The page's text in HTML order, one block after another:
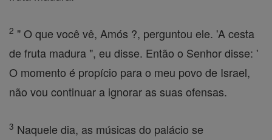
2 " O que você vê, Amós ?, perguntou ele. 'A cesta
de fruta madura ", eu disse. Então o Senhor disse: '
O momento é propício para o meu povo de Israel,
não vou continuar a ignorar as suas ofensas.
3 Naquele dia, as músicas do palácio se